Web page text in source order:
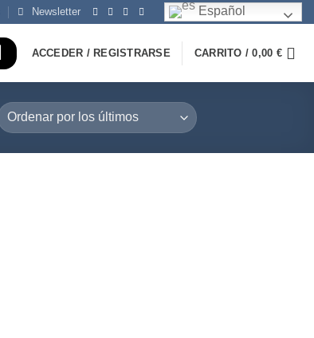
Newsletter Español
ACCEDER / REGISTRARSE CARRITO /0,00 €